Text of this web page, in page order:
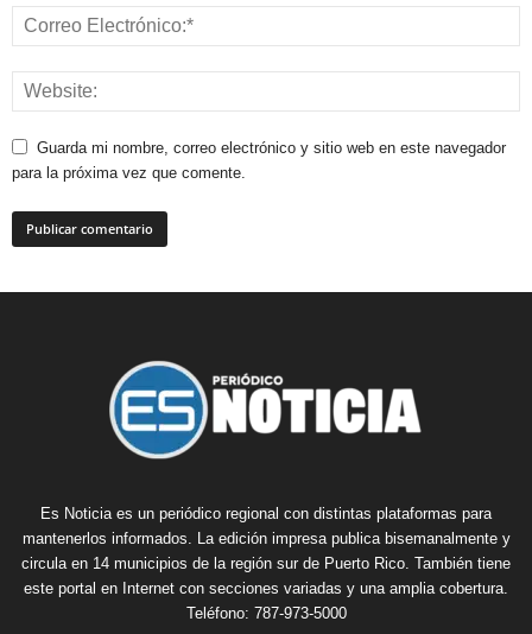
Guarda mi nombre, correo electrónico y sitio web en este navegador
para la próxima vez que comente.
Es Noticia es un periódico regional con distintas plataformas para
mantenerlos informados. La edición impresa publica bisemanalmente y
circula en 14 municipios de la región sur de Puerto Rico. También tiene
este portal en Internet con secciones variadas y una amplia cobertura.
Teléfono: 787-973-5000